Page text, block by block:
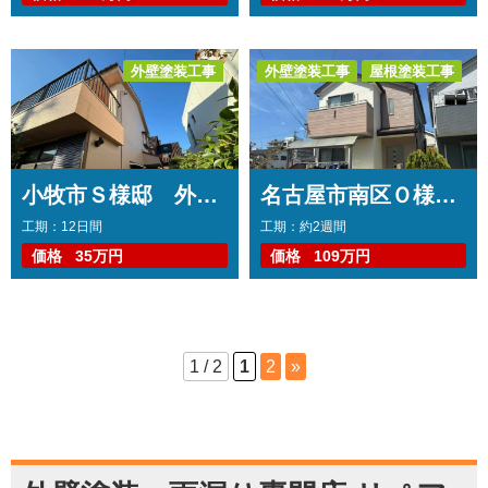
小牧市Ｓ様邸 外壁塗装工事
工期：12日間
価格 35万円
外壁塗装工事
名古屋市南区Ｏ様邸 外壁塗装工事 コーキング打ち替え、打ち増し工事 屋根塗装工事 バルコニートップコート工事
工期：約2週間
価格 109万円
外壁塗装工事 屋根塗装工事
トップコート工事
コーキング工事
1 / 2 1 2 »